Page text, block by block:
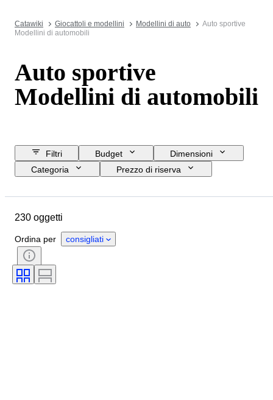
Catawiki Giocattoli e modellini Modellini di auto
Auto sportive
Modellini di automobili
Auto sportive
Modellini di automobili
Filtri Budget
Dimensioni
Categoria
Prezzo di riserva
Oggetto
Condizioni
Periodo
Colore
Epoca
230 oggetti
Ordina per consigliati